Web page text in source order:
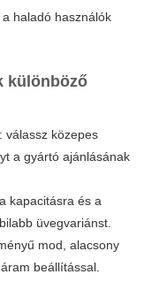
haladó használók
különböző
válassz közepes
a gyártó ajánlásának
kapacitásra és a
üvegvariánst.
mod, alacsony
beállítással.